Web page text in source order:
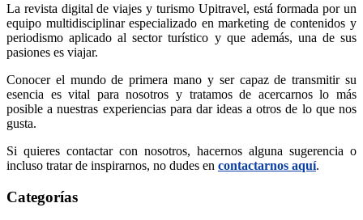
La revista digital de viajes y turismo Upitravel, está formada por un
equipo multidisciplinar especializado en marketing de contenidos y
periodismo aplicado al sector turístico y que además, una de sus
pasiones es viajar.
Conocer el mundo de primera mano y ser capaz de transmitir su
esencia es vital para nosotros y tratamos de acercarnos lo más
posible a nuestras experiencias para dar ideas a otros de lo que nos
gusta.
Si quieres contactar con nosotros, hacernos alguna sugerencia o
incluso tratar de inspirarnos, no dudes en contactarnos aquí.
Categorías